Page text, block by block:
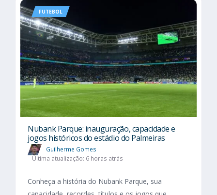
FUTEBOL
Nubank Parque: inauguração, capacidade e
jogos históricos do estádio do Palmeiras
Guilherme Gomes
Última atualização: 6 horas atrás
Conheça a história do Nubank Parque, sua